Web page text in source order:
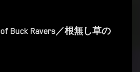
of Buck Ravers／根無し草の